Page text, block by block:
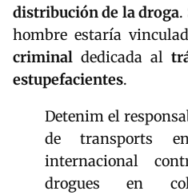
distribución de la droga.
hombre estaría
criminal dedicada al
estupefacientes.
Detenim el
de transports
internacional
drogues en